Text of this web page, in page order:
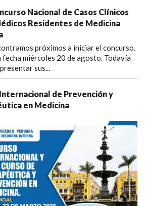
Nacional de Casos Clínicos
Residentes de Medicina
próximos a iniciar el concurso.
fecha miércoles 20 de agosto. Todavía
sus...
de Prevención y
en Medicina